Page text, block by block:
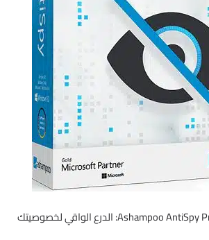
الدليل الشامل لبرنامج Ashampoo AntiSpy Pro: الدرع الواقي لخصوصيتك